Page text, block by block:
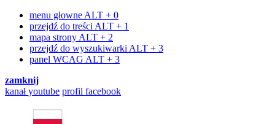
menu głowne ALT + 0
przejdź do treści ALT + 1
mapa strony ALT + 2
przejdź do wyszukiwarki ALT + 3
panel WCAG ALT + 3
zamknij
kanałyoutube profil facebook